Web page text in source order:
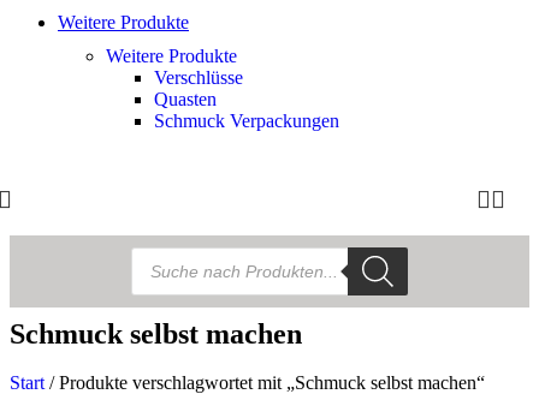
Weitere Produkte
Weitere Produkte
Verschlüsse
Quasten
Schmuck Verpackungen
Schmuck selbst machen
Start / Produkte verschlagwortet mit „Schmuck selbst machen“